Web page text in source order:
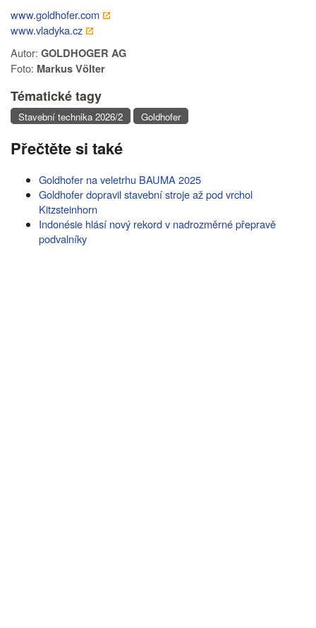
www.goldhofer.com
www.vladyka.cz
Autor: GOLDHOGER AG
Foto: Markus Völter
Tématické tagy
Stavební technika 2026/2 Goldhofer
Přečtěte si také
Goldhofer na veletrhu BAUMA 2025
Goldhofer dopravil stavební stroje až pod vrchol
Kitzsteinhorn
Indonésie hlásí nový rekord v nadrozměrné přepravě
podvalníky